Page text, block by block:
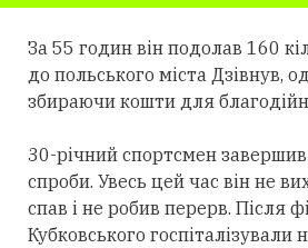
За 55 годин він подолав 160
до польського міста Дзівнув,
збираючи кошти для
30-річний спортсмен завершив
спроби. Увесь цей час він не
спав і не робив перерв. Після
Кубковського госпіталізували